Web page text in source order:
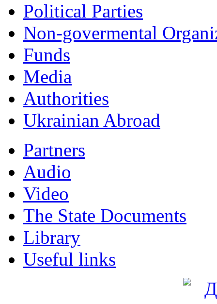
Political Parties
Non-govermental
Funds
Мedia
Authorities
Ukrainian Abroad
Partners
Audio
Video
The State Documents
Library
Useful links